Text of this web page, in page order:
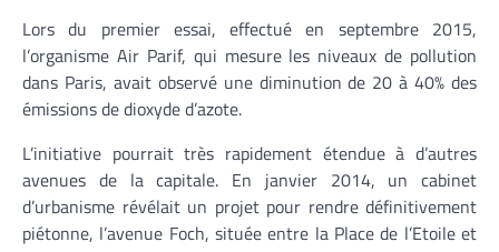
Lors du premier essai, effectué en septembre 2015,
l’organisme Air Parif, qui mesure les niveaux de pollution
dans Paris, avait observé une diminution de 20 à 40% des
émissions de dioxyde d’azote.
L’initiative pourrait très rapidement étendue à d’autres
avenues de la capitale. En janvier 2014, un cabinet
d’urbanisme révélait un projet pour rendre définitivement
piétonne, l’avenue Foch, située entre la Place de l’Etoile et